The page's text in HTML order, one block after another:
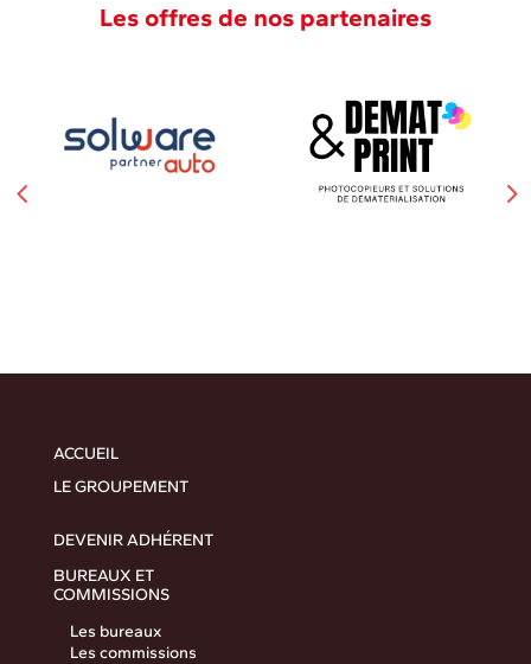
Les offres de nos partenaires
ACCUEIL
LE GROUPEMENT
DEVENIR ADHÉRENT
BUREAUX ET
COMMISSIONS
Les bureaux
Les commissions